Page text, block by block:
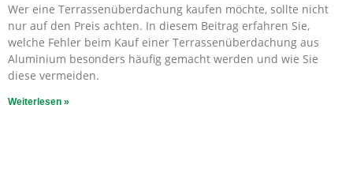
Wer eine Terrassenüberdachung kaufen möchte, sollte nicht
nur auf den Preis achten. In diesem Beitrag erfahren Sie,
welche Fehler beim Kauf einer Terrassenüberdachung aus
Aluminium besonders häufig gemacht werden und wie Sie
diese vermeiden.
Weiterlesen »